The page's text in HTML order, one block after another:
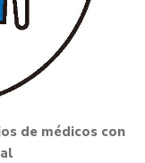
de médicos con